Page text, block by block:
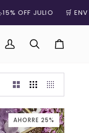
🛒 ENVÍO GRATIS A
Mi
Buscar Carrito
AHORRE 25%